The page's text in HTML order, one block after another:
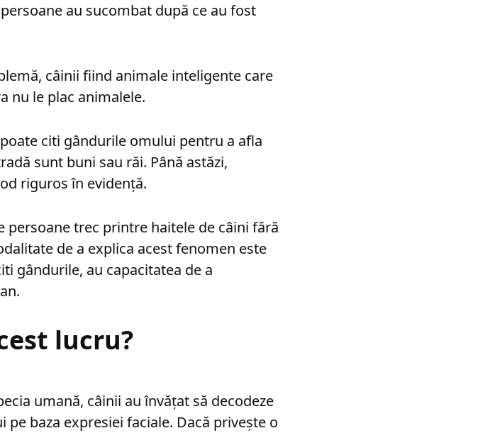
au sucombat după ce au fost
câinii fiind animale inteligente care
nu le plac animalele.
citi gândurile omului pentru a afla
sunt buni sau răi. Până astăzi,
riguros în evidență.
trec printre haitele de câini fără
de a explica acest fenomen este
gândurile, au capacitatea de a
lucru?
umană, câinii au învățat să decodeze
baza expresiei faciale. Dacă privește o